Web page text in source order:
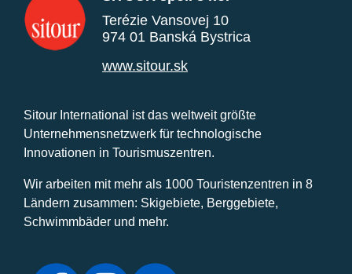
Terézie Vansovej 10
974 01 Banská Bystrica
www.sitour.sk
Sitour International ist das weltweit größte
Unternehmensnetzwerk für technologische
Innovationen in Tourismuszentren.
Wir arbeiten mit mehr als 1000 Touristenzentren in 8
Ländern zusammen: Skigebiete, Berggebiete,
Schwimmbäder und mehr.